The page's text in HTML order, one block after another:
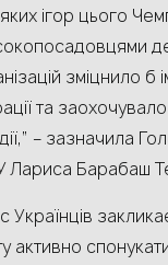
ігор цього
зміцнило б
та заохочувало
– зазначила
Лариса Барабаш
Українців
активно